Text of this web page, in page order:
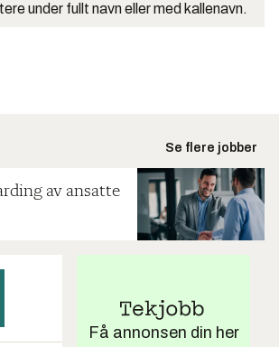
under fullt navn eller med kallenavn.
Se flere jobber
av ansatte
Få annonsen din her